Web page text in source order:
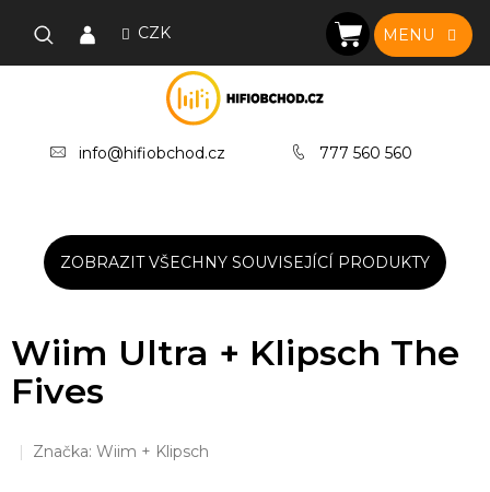
CZK
info@hifiobchod.cz 777 560 560
NÁKUPNÍ
KOŠÍK
Wiim Ultra + Klipsch The
Fives
Značka: Wiim + Klipsch
ZOBRAZIT VŠECHNY SOUVISEJÍCÍ PRODUKTY